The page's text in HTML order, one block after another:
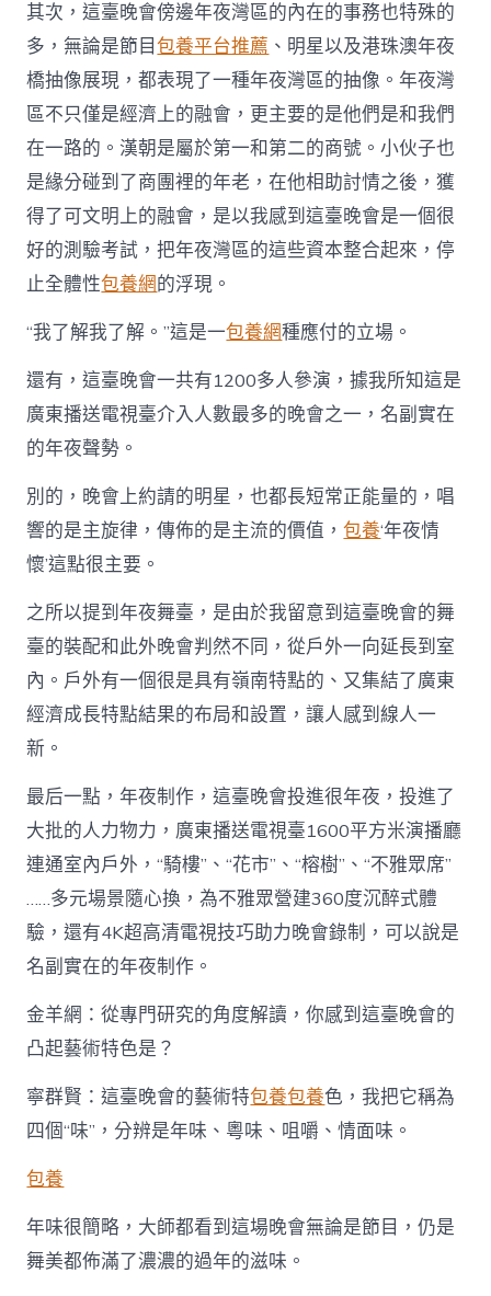
其次，這臺晚會傍邊年夜灣區的內在的事務也特殊的
多，無論是節目包養平台推薦 、明星以及港珠澳年夜
橋抽像展現，都表現了一種年夜灣區的抽像。年夜灣
區不只僅是經濟上的融會，更主要的是他們是和我們
在一路的。漢朝是屬於第一和第二的商號。小伙子也
是緣分碰到了商團裡的年老，在他相助討情之後，獲
得了可文明上的融會，是以我感到這臺晚會是一個很
好的測驗考試，把年夜灣區的這些資本整合起來，停
止全體性包養網的浮現。
“我了解我了解。”這是一包養網種應付的立場。
還有，這臺晚會一共有1200多人參演，據我所知這是
廣東播送電視臺介入人數最多的晚會之一，名副實在
的年夜聲勢。
別的，晚會上約請的明星，也都長短常正能量的，唱
響的是主旋律，傳佈的是主流的價值，包養‘年夜情
懷’這點很主要。
之所以提到年夜舞臺，是由於我留意到這臺晚會的舞
臺的裝配和此外晚會判然不同，從戶外一向延長到室
內。戶外有一個很是具有嶺南特點的、又集結了廣東
經濟成長特點結果的布局和設置，讓人感到線人一
新。
最后一點，年夜制作，這臺晚會投進很年夜，投進了
大批的人力物力，廣東播送電視臺1600平方米演播廳
連通室內戶外，“騎樓”、“花市”、“榕樹”、“不雅眾席”
……多元場景隨心換，為不雅眾營建360度沉醉式體
驗，還有4K超高清電視技巧助力晚會錄制，可以說是
名副實在的年夜制作。
金羊網：從專門研究的角度解讀，你感到這臺晚會的
凸起藝術特色是？
寧群賢：這臺晚會的藝術特包養包養色，我把它稱為
四個“味”，分辨是年味、粵味、咀嚼、情面味。
包養
年味很簡略，大師都看到這場晚會無論是節目，仍是
舞美都佈滿了濃濃的過年的滋味。